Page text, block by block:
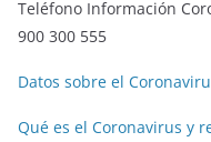
Teléfono Información
900 300 555
Datos sobre el
Qué es el Coronavirus y